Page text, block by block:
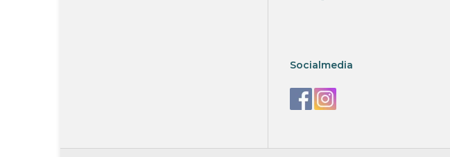
Socialmedia